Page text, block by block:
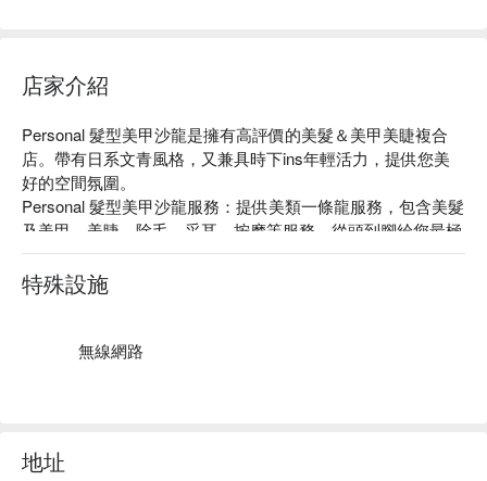
店家介紹
Personal 髮型美甲沙龍是擁有高評價的美髮＆美甲美睫複合
店。帶有日系文青風格，又兼具時下ins年輕活力，提供您美
好的空間氛圍。
Personal 髮型美甲沙龍服務：提供美類一條龍服務，包含美髮
及美甲、美睫、除毛、采耳、按摩等服務，從頭到腳給您最極
致的放鬆與寵愛。選用專業產品給髮絲最細心的呵護，頭髮乾
淨看起來更蓬鬆柔順，還有設計師專業剪髮，讓您擁有最適合
的髮型，在這裡同時體驗洗髮、剪髮、護髮及凝膠美甲和護
Personal 髮型美甲沙龍 推薦：店內設計師個個專業有活力，
體舒適而雅致，提供您美好的空間氛圍。
特殊設施
無線網路
地址